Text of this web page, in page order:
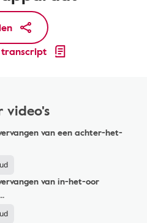
video's
van een achter-het-
van in-het-oor